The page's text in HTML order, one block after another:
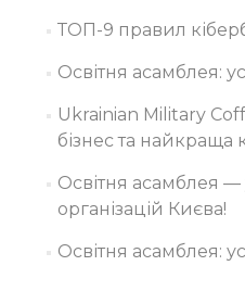
ТОП-9 правил
Освітня асамблея:
Ukrainian Military
бізнес та найкраща
Освітня асамблея
організацій Києва!
Освітня асамблея: